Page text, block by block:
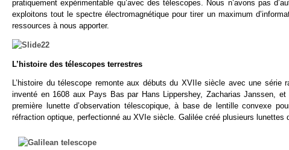
pratiquement expérimentable qu’avec des télescopes. Nous n’avons pas
exploitons tout le spectre électromagnétique pour tirer un maximum
ressources à nous apporter.
L’histoire des télescopes terrestres
L’histoire du télescope remonte aux débuts du XVIIe siècle avec une série
inventé en 1608 aux Pays Bas par Hans Lippershey, Zacharias Janssen,
première lunette d’observation télescopique, à base de lentille convexe
réfraction optique, perfectionné au XVIe siècle. Galilée créé plusieurs